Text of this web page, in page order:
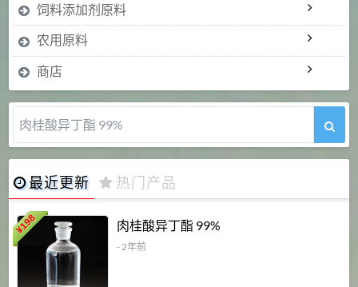
饲料添加剂原料
农用原料
商店
肉桂酸异丁酯 99%
最近更新 热门产品
¥
198 肉桂酸异丁酯 99%
- 2年前